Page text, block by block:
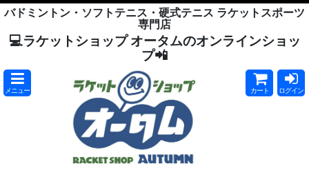
バドミントン・ソフトテニス・硬式テニス ラケットスポーツ
専門店
💻ラケットショップ オータムのオンラインショッ
プ📲
メニュー カート ログイン